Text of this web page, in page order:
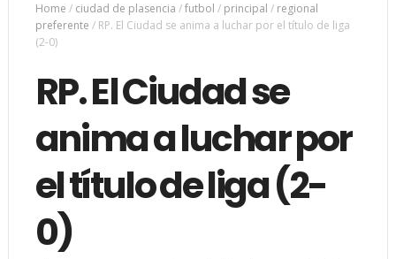
Home / ciudad de plasencia /futbol / principal / regional
preferente / RP. El Ciudad se anima a luchar por el título de liga
(2-0)
RP. El Ciudad se
anima a luchar por
el título de liga (2-
0)